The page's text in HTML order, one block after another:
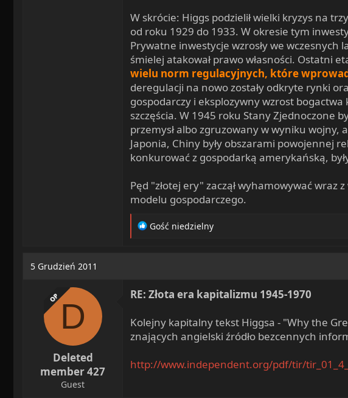
W skrócie: Higgs podzielił wielki kryzys na
od roku 1929 do 1933. W okresie tym
Prywatne inwestycje wzrosły we
śmielej atakował prawo własności. Ostatni
wielu norm regulacyjnych, które
deregulacji na nowo zostały odkryte rynki
gospodarczy i eksplozywny wzrost
szczęścia. W 1945 roku Stany Zjednoczone
przemysł albo zgruzowany w wyniku
Japonia, Chiny były obszarami powojennej
konkurować z gospodarką amerykańską,
Pęd "złotej ery" zaczął wyhamowywać
modelu gospodarczego.
R
o
s
:
Gość niedzielny
5 Grudzień 2011
OP D
Deleted
member 427
Guest
RE: Złota era kapitalizmu 1945-1970
Kolejny kapitalny tekst Higgsa - "Why the
znających angielski źródło bezcennych
http://www.independent.org/pdf/tir/